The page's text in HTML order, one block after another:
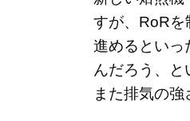
すが、RoRを
進めるといっ
んだろう、と
また排気の強